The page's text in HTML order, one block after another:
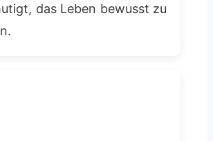
das Leben bewusst zu